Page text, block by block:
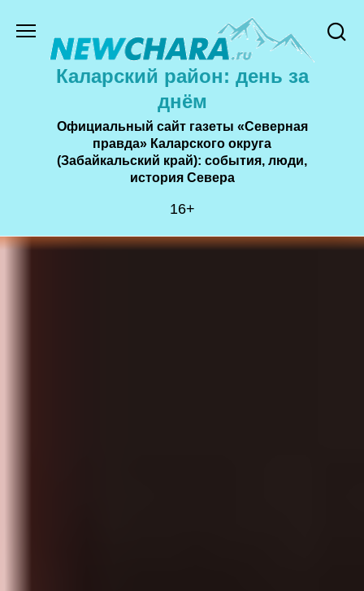
содержанию
Каларский район: день за
днём
Официальный сайт газеты «Северная
правда» Каларского округа
(Забайкальский край): события, люди,
история Cевера
16+